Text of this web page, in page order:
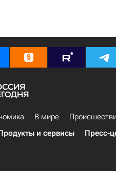
В мире
и сервисы Пресс-